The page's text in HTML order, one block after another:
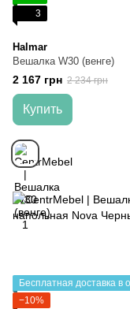
3
Halmar
Вешалка W30 (венге)
2 167 грн 2 234 грн
Купить
−10%